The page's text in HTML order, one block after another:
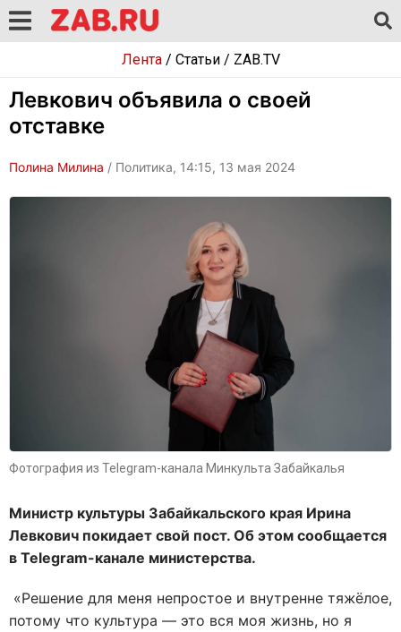
Лента/ Статьи/ ZAB.TV
Левкович объявила о своей
отставке
Полина Милина / Политика, 14:15, 13 мая 2024
Фотография из Telegram-канала Минкульта Забайкалья
Министр культуры Забайкальского края Ирина
Левкович покидает свой пост. Об этом сообщается
в Telegram-канале министерства.
«Решение для меня непростое и внутренне тяжёлое,
потому что культура — это вся моя жизнь, но я